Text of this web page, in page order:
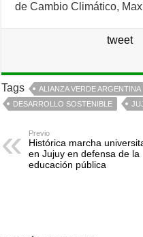
de Cambio Climático,
tweet
Tags ALIANZA VERDE ARGENTINA
DESARROLLO SOSTENIBLE
Previo
Histórica marcha
en Jujuy en defensa de la
educación pública